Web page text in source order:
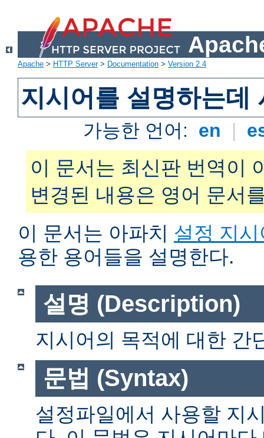
Apache > HTTP Server> Documentation > Version 2.4
지시어를 설명하는데
가능한 언어: en |
이 문서는 최신판 번역이
변경된 내용은 영어 문서
이 문서는 아파치 설정 지시
용한 용어들을 설명한다.
설명 (Description)
지시어의 목적에 대한 간
문법 (Syntax)
설정파일에서 사용할 지